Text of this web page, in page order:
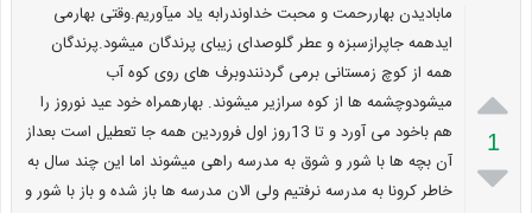

1

مابادیدن بهاررحمت و محبت خداوندرابه یاد میآوریم.وقتی بهارمی
ایدهمه جاپرازسبزه و عطر گلوصدای زیبای پرندگان میشود.پرندگان
همه از کوچ زمستانی برمی گردنندوبرف های روی کوه آب
میشودوچشمه ها از کوه سرازیر میشوند. بهارهمراه خود عید نوروز را
هم باخود می آورد و تا 13روز اول فروردین همه جا تعطیل است بعداز
آن بچه ها با شور و شوق به مدرسه راهی میشوند اما این چند سال به
خاطر کرونا به مدرسه نرفتیم ولی الان مدرسه ها باز شده و باز با شور و